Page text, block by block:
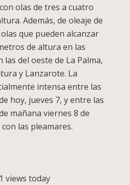
olas de tres a cuatro
Además, de oleaje de
que pueden alcanzar
de altura en las
del oeste de La Palma,
y Lanzarote. La
intensa entre las
hoy, jueves 7, y entre las
mañana viernes 8 de
las pleamares.
views today